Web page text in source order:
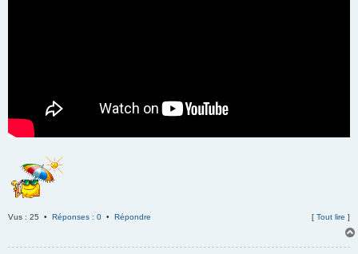
Vus : 25 • Réponses : 0 • Répondre [ Tout lire ]